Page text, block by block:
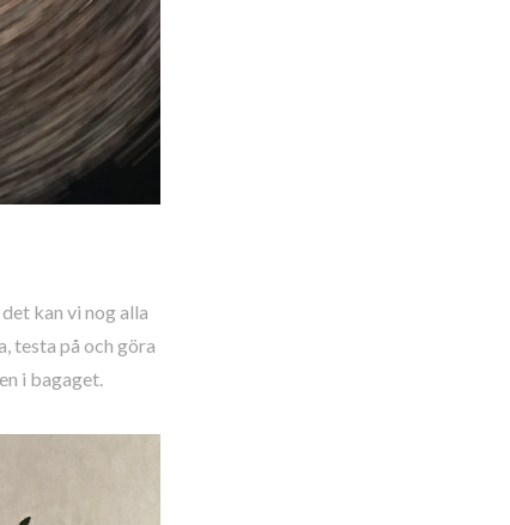
kan vi nog alla
testa på och göra
i bagaget.